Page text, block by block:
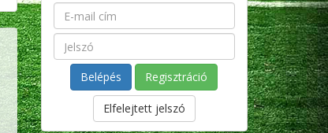
Regisztráció
Elfelejtett jelszó